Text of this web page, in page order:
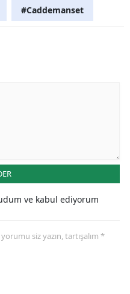
#Caddemanset
ve kabul ediyorum
siz yazın, tartışalım *